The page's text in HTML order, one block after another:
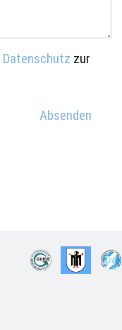
Datenschutz zur
Absenden